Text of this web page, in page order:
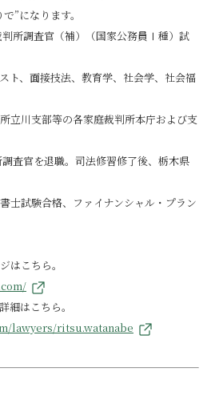
”になります。
判所調査官（補）（国家公務員Ⅰ種）試
ト、面接技法、教育学、社会学、社会福
立川支部等の各家庭裁判所本庁および支
査官を退職。司法修習修了後、栃木県
士試験合格、ファイナンシャル・プラン
はこちら。
細はこちら。
lawyers/ritsu.watanabe